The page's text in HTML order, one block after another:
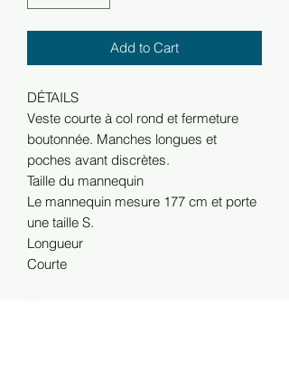
Add to Cart
DÉTAILS
Veste courte à col rond et fermeture
boutonnée. Manches longues et
poches avant discrètes.
Taille du mannequin
Le mannequin mesure 177 cm et porte
une taille S.
Longueur
Courte